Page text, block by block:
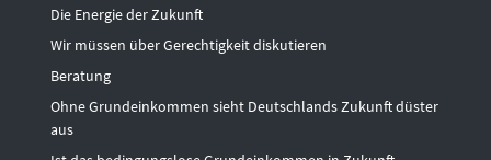
Die Energie der Zukunft
Wir müssen über Gerechtigkeit diskutieren
Beratung
Ohne Grundeinkommen sieht Deutschlands Zukunft düster
aus